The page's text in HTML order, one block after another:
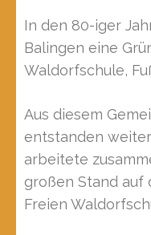
In den 80-iger
Balingen eine
Waldorfschule,
Aus diesem
entstanden
arbeitete
großen Stand auf
Freien